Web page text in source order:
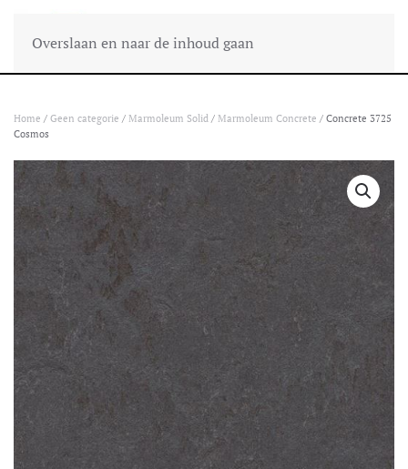
Overslaan en naar de inhoud gaan
Home / Geen categorie / Marmoleum Solid / Marmoleum Concrete / Concrete 3725
Cosmos